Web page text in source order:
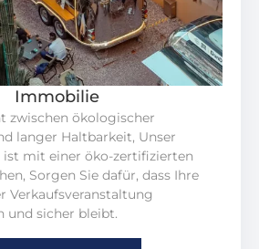
Immobilie
zwischen ökologischer
langer Haltbarkeit, Unser
ist mit einer öko-zertifizierten
Sorgen Sie dafür, dass Ihre
Verkaufsveranstaltung
und sicher bleibt.